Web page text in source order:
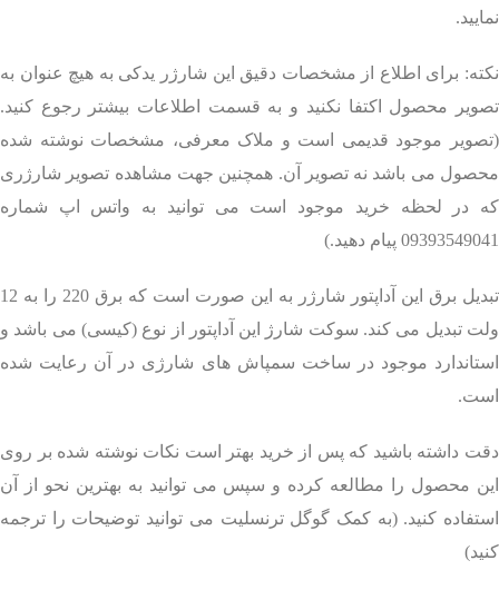
نمایید.
نکته: برای اطلاع از مشخصات دقیق این شارژر یدکی به هیچ عنوان به
تصویر محصول اکتفا نکنید و به قسمت اطلاعات بیشتر رجوع کنید.
(تصویر موجود قدیمی است و ملاک معرفی، مشخصات نوشته شده
محصول می باشد نه تصویر آن. همچنین جهت مشاهده تصویر شارژری
که در لحظه خرید موجود است می توانید به واتس اپ شماره
09393549041 پیام دهید.)
تبدیل برق این آداپتور شارژر به این صورت است که برق 220 را به 12
ولت تبدیل می کند. سوکت شارژ این آداپتور از نوع (کیسی) می باشد و
استاندارد موجود در ساخت سمپاش های شارژی در آن رعایت شده
است.
دقت داشته باشید که پس از خرید بهتر است نکات نوشته شده بر روی
این محصول را مطالعه کرده و سپس می توانید به بهترین نحو از آن
استفاده کنید. (به کمک گوگل ترنسلیت می توانید توضیحات را ترجمه
کنید)